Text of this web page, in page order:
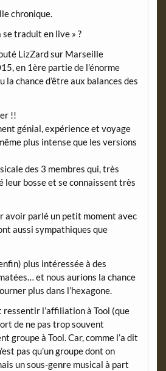
chronique.
traduit en live » ?
LizZard sur Marseille
en 1ère partie de l’énorme
la chance d’être aux balances des
!!
génial, expérience et voyage
plus intense que les versions
des 3 membres qui, très
leur bosse et se connaissent très
avoir parlé un petit moment avec
aussi sympathiques que
plus intéressée à des
et nous aurions la chance
plus dans l’hexagone.
ressentir l’affiliation à Tool (que
de ne pas trop souvent
groupe à Tool. Car, comme l’a dit
pas qu’un groupe dont on
un sous-genre musical à part